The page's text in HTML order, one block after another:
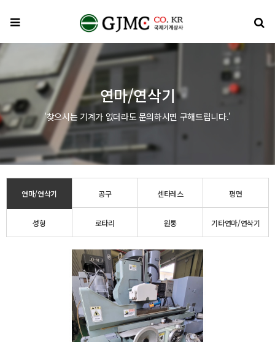
메뉴
연마/연삭기
'찾으시는 기계가 없더라도 문의하시면 구해드립니다.'
연마/연삭기 공구 센타레스 평면
성형 로타리 원통 기타연마/연삭기